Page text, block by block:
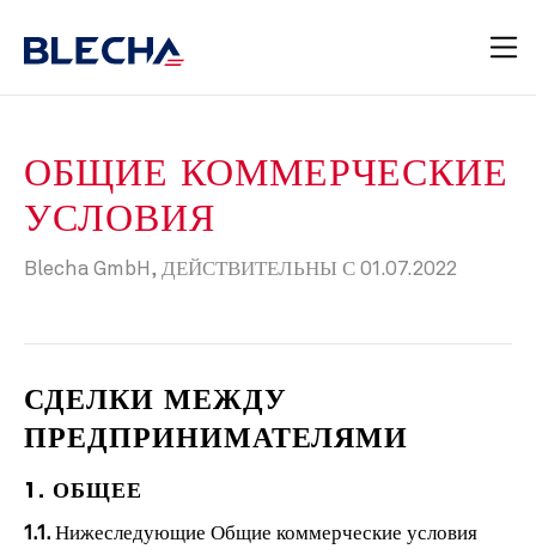
ОБЩИЕ КОММЕРЧЕСКИЕ
УСЛОВИЯ
Blecha GmbH, ДЕЙСТВИТЕЛЬНЫ С 01.07.2022
СДЕЛКИ МЕЖДУ
ПРЕДПРИНИМАТЕЛЯМИ
1. ОБЩЕЕ
1.1. Нижеследующие Общие коммерческие условия